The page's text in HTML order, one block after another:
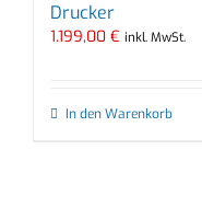
Drucker
1.199,00 € inkl. MwSt.
In den Warenkorb